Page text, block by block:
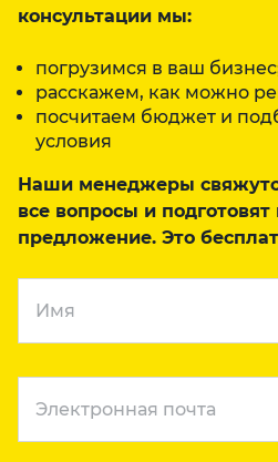
консультации мы:
погрузимся в ваш
расскажем, как можно
посчитаем бюджет и
условия
Наши менеджеры
все вопросы и
предложение. Это